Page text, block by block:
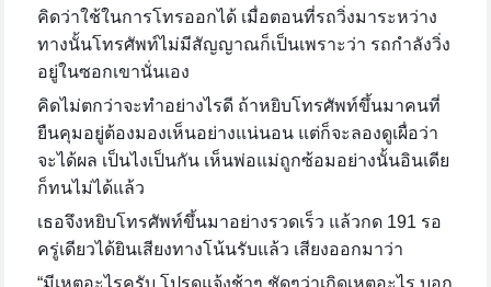
คิดว่าใช้ในการโทรออกได้ เมื่อตอนที่รถวิ่งมาระหว่าง
ทางนั้นโทรศัพท์ไม่มีสัญญาณก็เป็นเพราะว่า รถกำลังวิ่ง
อยู่ในซอกเขานั่นเอง
คิดไม่ตกว่าจะทำอย่างไรดี ถ้าหยิบโทรศัพท์ขึ้นมาคนที่
ยืนคุมอยู่ต้องมองเห็นอย่างแน่นอน แต่ก็จะลองดูเผื่อว่า
จะได้ผล เป็นไงเป็นกัน เห็นพ่อแม่ถูกซ้อมอย่างนั้นอินเดีย
ก็ทนไม่ได้แล้ว
เธอจึงหยิบโทรศัพท์ขึ้นมาอย่างรวดเร็ว แล้วกด 191 รอ
ครู่เดียวได้ยินเสียงทางโน้นรับแล้ว เสียงออกมาว่า
“มีเหตุอะไรครับ โปรดแจ้งช้าๆ ชัดๆว่าเกิดเหตุอะไร บอก